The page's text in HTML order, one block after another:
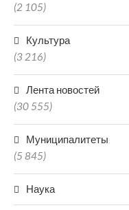
(2 105)
Культура
(3 216)
Лента новостей
(30 555)
Муниципалитеты
(5 845)
Наука